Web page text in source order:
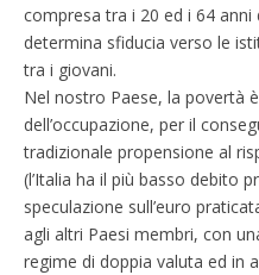
compresa tra i 20 ed i 64 anni
determina sfiducia verso le
tra i giovani.
Nel nostro Paese, la povertà
dell’occupazione, per il
tradizionale propensione al
(l’Italia ha il più basso debito
speculazione sull’euro
agli altri Paesi membri, con
regime di doppia valuta ed in